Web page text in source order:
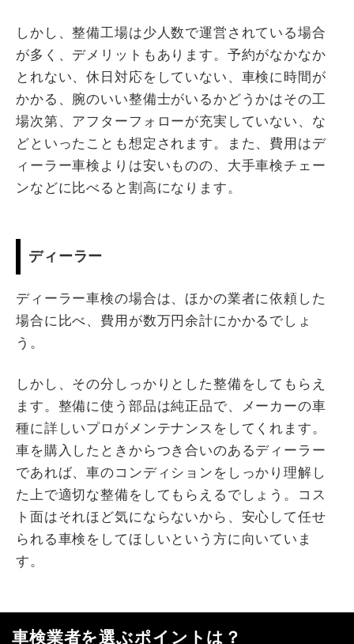
しかし、整備工場は少人数で運営されている場合
が多く、デメリットもあります。予約がなかなか
とれない、休日対応をしていない、車検に時間が
かかる、腕のいい整備士がいるかどうかはその工
場次第、アフターフォローが充実していない、な
どといったことも想定されます。また、費用はデ
ィーラー車検よりは安いものの、大手車検チェー
ンなどに比べると割高になります。
ディーラー
ディーラー車検の場合は、ほかの業者に依頼した
場合に比べ、費用が数万円余計にかかるでしょ
う。
しかし、その分しっかりとした整備をしてもらえ
ます。整備に使う部品は純正品で、メーカーの車
種に詳しいプロがメンテナンスをしてくれます。
車を購入したときからつき合いのあるディーラー
であれば、車のコンディションをしっかり理解し
た上で適切な整備をしてもらえるでしょう。コス
ト面はそれほど気にならないから、安心して任せ
られる車検をしてほしいという方に向いていま
す。
車検業者を選ぶポイントは？